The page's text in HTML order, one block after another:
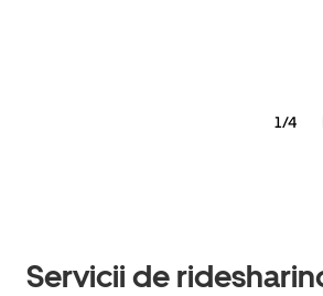
1/4
Servicii de